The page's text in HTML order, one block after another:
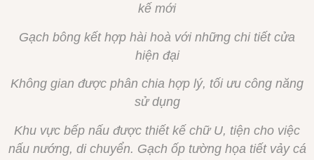
kế mới
Gạch bông kết hợp hài hoà với những chi tiết cửa
hiện đại
Không gian được phân chia hợp lý, tối ưu công năng
sử dụng
Khu vực bếp nấu được thiết kế chữ U, tiện cho việc
nấu nướng, di chuyển. Gạch ốp tường họa tiết vảy cá